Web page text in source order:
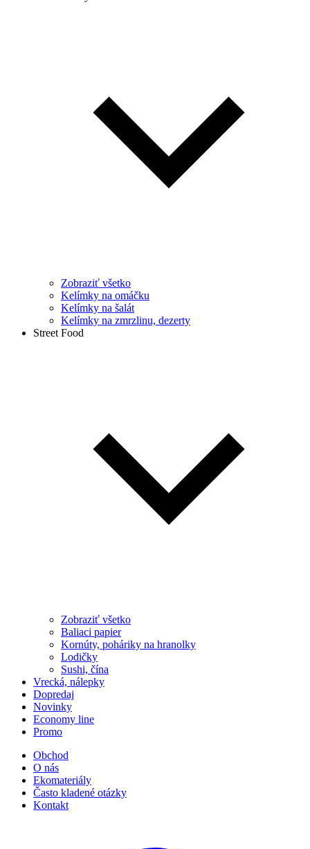
Zobraziť všetko
Kelímky na omáčku
Kelímky na šalát
Kelímky na zmrzlinu, dezerty
Street Food
Zobraziť všetko
Baliaci papier
Kornúty, poháriky na hranolky
Lodičky
Sushi, čína
Vrecká, nálepky
Dopredaj
Novinky
Economy line
Promo
Obchod
O nás
Ekomateriály
Často kladené otázky
Kontakt